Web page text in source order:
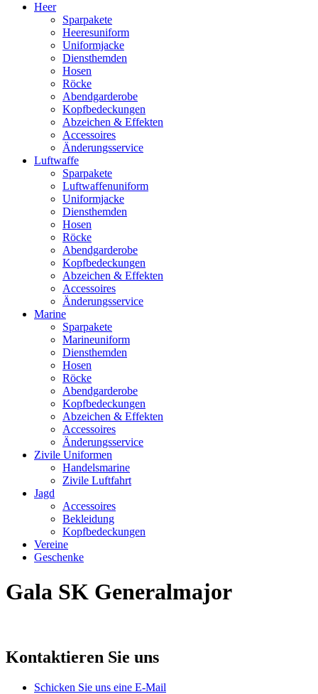
Heer
Sparpakete
Heeresuniform
Uniformjacke
Diensthemden
Hosen
Röcke
Abendgarderobe
Kopfbedeckungen
Abzeichen & Effekten
Accessoires
Änderungsservice
Luftwaffe
Sparpakete
Luftwaffenuniform
Uniformjacke
Diensthemden
Hosen
Röcke
Abendgarderobe
Kopfbedeckungen
Abzeichen & Effekten
Accessoires
Änderungsservice
Marine
Sparpakete
Marineuniform
Diensthemden
Hosen
Röcke
Abendgarderobe
Kopfbedeckungen
Abzeichen & Effekten
Accessoires
Änderungsservice
Zivile Uniformen
Handelsmarine
Zivile Luftfahrt
Jagd
Accessoires
Bekleidung
Kopfbedeckungen
Vereine
Geschenke
Gala SK Generalmajor
Kontaktieren Sie uns
Schicken Sie uns eine E-Mail